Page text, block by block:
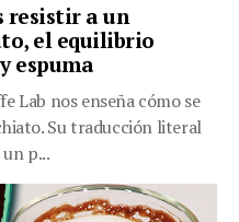
resistir a un
el equilibrio
espuma
Lab nos enseña cómo se
Su traducción literal
p...